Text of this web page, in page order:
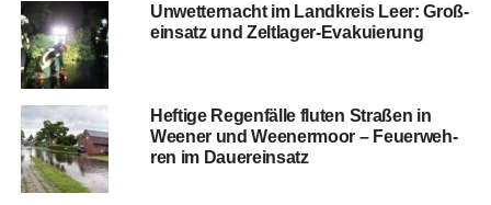
Unwet­ter­nacht im Land­kreis Leer: Groß­
ein­satz und Zeltlager-Evakuierung
Hef­ti­ge Regen­fäl­le flu­ten Stra­ßen in
Wee­ner und Ween­er­moor – Feu­er­weh­
ren im Dauereinsatz